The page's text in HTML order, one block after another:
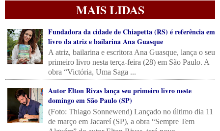
MAIS LIDAS
Fundadora da cidade de Chiapetta (RS) é referência em
livro da atriz e bailarina Ana Guasque
A atriz, bailarina e escritora Ana Guasque, lança o seu
primeiro livro nesta terça-feira (28) em São Paulo. A
obra “Victória, Uma Saga ...
Autor Elton Rivas lança seu primeiro livro neste
domingo em São Paulo (SP)
(Foto: Thiago Sonnewend) Lançado no último dia 11
de março em Jacareí (SP), a obra “Sempre Tem